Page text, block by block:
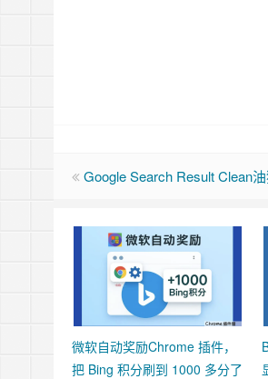
Google Search Result Clean
微软自动奖励Chrome 插件，
把 Bing 积分刷到 1000 多分了